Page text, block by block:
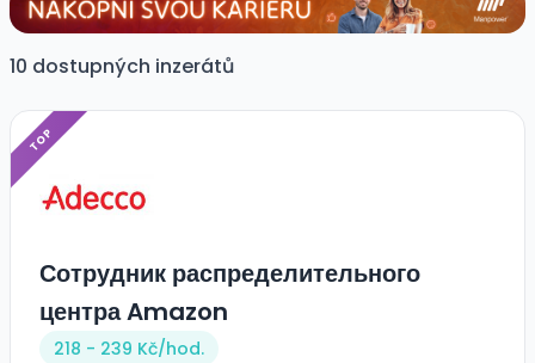
10 dostupných inzerátů
TOP
Сотрудник распределительного
центра Amazon
218 - 239 Kč/hod.